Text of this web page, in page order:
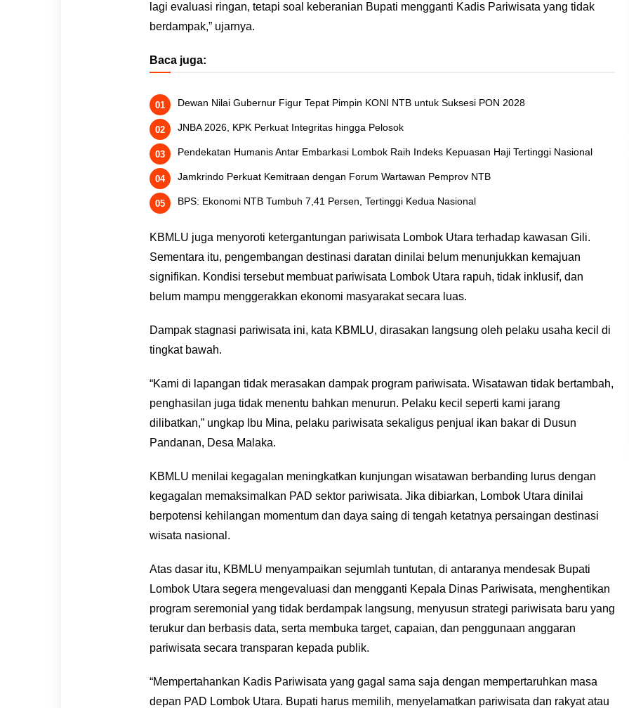
lagi evaluasi ringan, tetapi soal keberanian Bupati mengganti Kadis Pariwisata yang tidak
berdampak,” ujarnya.
Baca juga:
Dewan Nilai Gubernur Figur Tepat Pimpin KONI NTB untuk Suksesi PON 2028
JNBA 2026, KPK Perkuat Integritas hingga Pelosok
Pendekatan Humanis Antar Embarkasi Lombok Raih Indeks Kepuasan Haji Tertinggi Nasional
Jamkrindo Perkuat Kemitraan dengan Forum Wartawan Pemprov NTB
BPS: Ekonomi NTB Tumbuh 7,41 Persen, Tertinggi Kedua Nasional
KBMLU juga menyoroti ketergantungan pariwisata Lombok Utara terhadap kawasan Gili.
Sementara itu, pengembangan destinasi daratan dinilai belum menunjukkan kemajuan
signifikan. Kondisi tersebut membuat pariwisata Lombok Utara rapuh, tidak inklusif, dan
belum mampu menggerakkan ekonomi masyarakat secara luas.
Dampak stagnasi pariwisata ini, kata KBMLU, dirasakan langsung oleh pelaku usaha kecil di
tingkat bawah.
“Kami di lapangan tidak merasakan dampak program pariwisata. Wisatawan tidak bertambah,
penghasilan juga tidak menentu bahkan menurun. Pelaku kecil seperti kami jarang
dilibatkan,” ungkap Ibu Mina, pelaku pariwisata sekaligus penjual ikan bakar di Dusun
Pandanan, Desa Malaka.
KBMLU menilai kegagalan meningkatkan kunjungan wisatawan berbanding lurus dengan
kegagalan memaksimalkan PAD sektor pariwisata. Jika dibiarkan, Lombok Utara dinilai
berpotensi kehilangan momentum dan daya saing di tengah ketatnya persaingan destinasi
wisata nasional.
Atas dasar itu, KBMLU menyampaikan sejumlah tuntutan, di antaranya mendesak Bupati
Lombok Utara segera mengevaluasi dan mengganti Kepala Dinas Pariwisata, menghentikan
program seremonial yang tidak berdampak langsung, menyusun strategi pariwisata baru yang
terukur dan berbasis data, serta membuka target, capaian, dan penggunaan anggaran
pariwisata secara transparan kepada publik.
“Mempertahankan Kadis Pariwisata yang gagal sama saja dengan mempertaruhkan masa
depan PAD Lombok Utara. Bupati harus memilih, menyelamatkan pariwisata dan rakyat atau